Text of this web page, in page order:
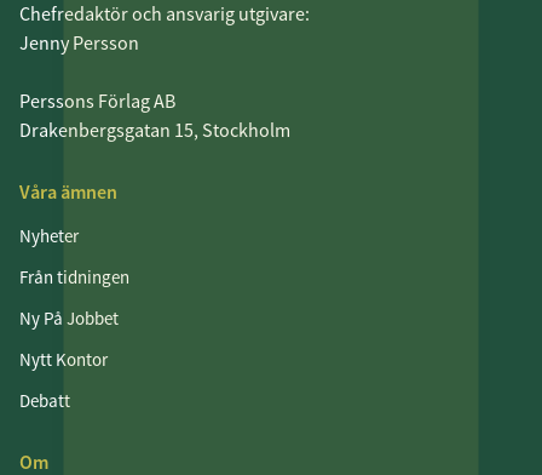
Chefredaktör och ansvarig utgivare:
Jenny Persson
Perssons Förlag AB
Drakenbergsgatan 15, Stockholm
Våra ämnen
Nyheter
Från tidningen
Ny På Jobbet
Nytt Kontor
Debatt
Om